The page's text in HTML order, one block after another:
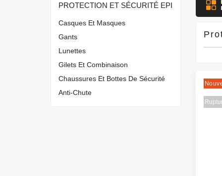
PROTECTION ET SÉCURITÉ EPI
Casques Et Masques
Gants
Lunettes
Gilets Et Combinaison
Chaussures Et Bottes De Sécurité
Anti-Chute